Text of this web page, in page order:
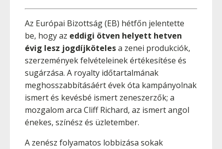
Az Európai Bizottság (EB) hétfőn jelentette
be, hogy az eddigi ötven helyett hetven
évig lesz jogdíjkötelesa zenei produkciók,
szerzemények felvételeinek értékesítése és
sugárzása. A royalty időtartalmának
meghosszabbításáért évek óta kampányolnak
ismert és kevésbé ismert zeneszerzők; a
mozgalom arca Cliff Richard, az ismert angol
énekes, színész és üzletember.
A zenész folyamatos lobbizása sokak